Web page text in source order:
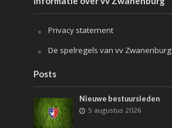
Privacy statement
De spelregels van vv Zwanenburg
Posts
Nieuwe bestuursleden
5 augustus 2026